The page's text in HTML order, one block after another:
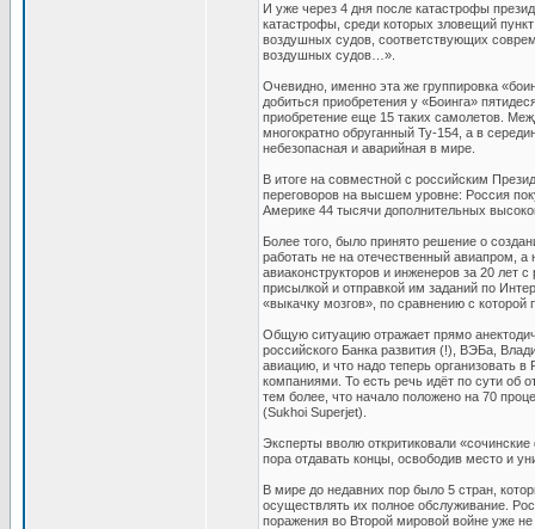
И уже через 4 дня после катастрофы
катастрофы, среди которых зловещий
воздушных судов, соответствующих
воздушных судов…».
Очевидно, именно эта же группировка
добиться приобретения у «Боинга»
приобретение еще 15 таких самолетов.
многократно обруганный Ту-154, а в
небезопасная и аварийная в мире.
В итоге на совместной с российским
переговоров на высшем уровне: Россия
Америке 44 тысячи дополнительных
Более того, было принято решение о
работать не на отечественный авиапром,
авиаконструкторов и инженеров за 20 лет
присылкой и отправкой им заданий по
«выкачку мозгов», по сравнению с
Общую ситуацию отражает прямо
российского Банка развития (!), ВЭБа,
авиацию, и что надо теперь организовать
компаниями. То есть речь идёт по сути об
тем более, что начало положено на 70
(Sukhoi Superjet).
Эксперты вволю откритиковали
пора отдавать концы, освободив место и
В мире до недавних пор было 5 стран,
осуществлять их полное обслуживание.
поражения во Второй мировой войне уже